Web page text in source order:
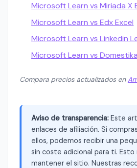
Microsoft Learn vs Miriada X
Microsoft Learn vs Edx Excel
Microsoft Learn vs Linkedin
Microsoft Learn vs
Compara precios actualizados en
Aviso de transparencia: Este
enlaces de afiliación. Si
ellos, podemos recibir una
sin coste adicional para ti. Esto
mantener el sitio. Nuestras